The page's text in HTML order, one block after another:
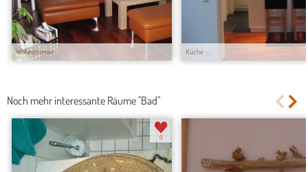
Wohnzimmer Küche
Noch mehr interessante Räume "Bad"
0